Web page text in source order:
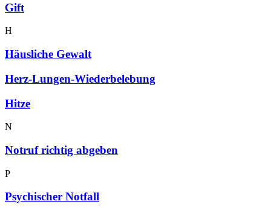
Gift
H
Häus­li­che Gewalt
Herz-Lun­gen-Wie­der­be­le­bung
Hit­ze
N
Not­ruf rich­tig abgeben
P
Psy­chi­scher Notfall